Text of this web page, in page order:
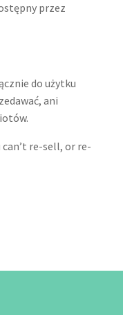
przez
do użytku
ani
can’t re-sell, or re-